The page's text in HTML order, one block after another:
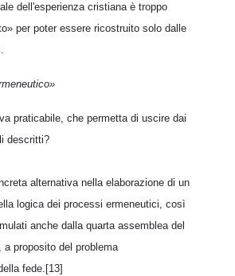
dell'esperienza cristiana è troppo
per poter essere ricostruito solo dalle
praticabile, che permetta di uscire dai
descritti?
alternativa nella elaborazione di un
logica dei processi ermeneutici, così
anche dalla quarta assemblea del
proposito del problema
fede.[13]